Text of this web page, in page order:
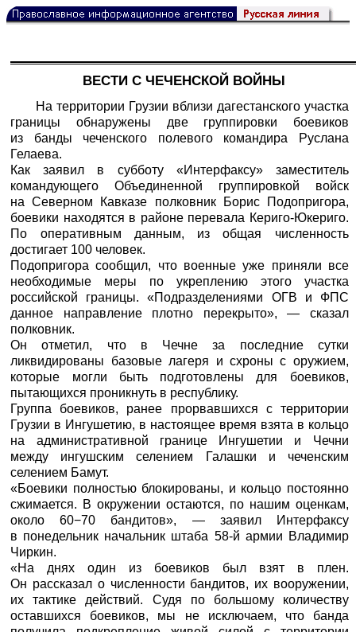
ВЕСТИ С ЧЕЧЕНСКОЙ ВОЙНЫ
На территории Грузии вблизи дагестанского участка
границы обнаружены две группировки боевиков
из банды чеченского полевого командира Руслана
Гелаева.
Как заявил в субботу «Интерфаксу» заместитель
командующего Объединенной группировкой войск
на Северном Кавказе полковник Борис Подопригора,
боевики находятся в районе перевала Кериго-Юкериго.
По оперативным данным, из общая численность
достигает 100 человек.
Подопригора сообщил, что военные уже приняли все
необходимые меры по укреплению этого участка
российской границы. «Подразделениями ОГВ и ФПС
данное направление плотно перекрыто», — сказал
полковник.
Он отметил, что в Чечне за последние сутки
ликвидированы базовые лагеря и схроны с оружием,
которые могли быть подготовлены для боевиков,
пытающихся проникнуть в республику.
Группа боевиков, ранее прорвавшихся с территории
Грузии в Ингушетию, в настоящее время взята в кольцо
на административной границе Ингушетии и Чечни
между ингушским селением Галашки и чеченским
селением Бамут.
«Боевики полностью блокированы, и кольцо постоянно
сжимается. В окружении остаются, по нашим оценкам,
около 60−70 бандитов», — заявил
Интерфаксу
в понедельник начальник штаба 58-й армии Владимир
Чиркин.
«На днях один из боевиков был взят в плен.
Он рассказал о численности бандитов, их вооружении,
их тактике действий. Судя по большому количеству
оставшихся боевиков, мы не исключаем, что банда